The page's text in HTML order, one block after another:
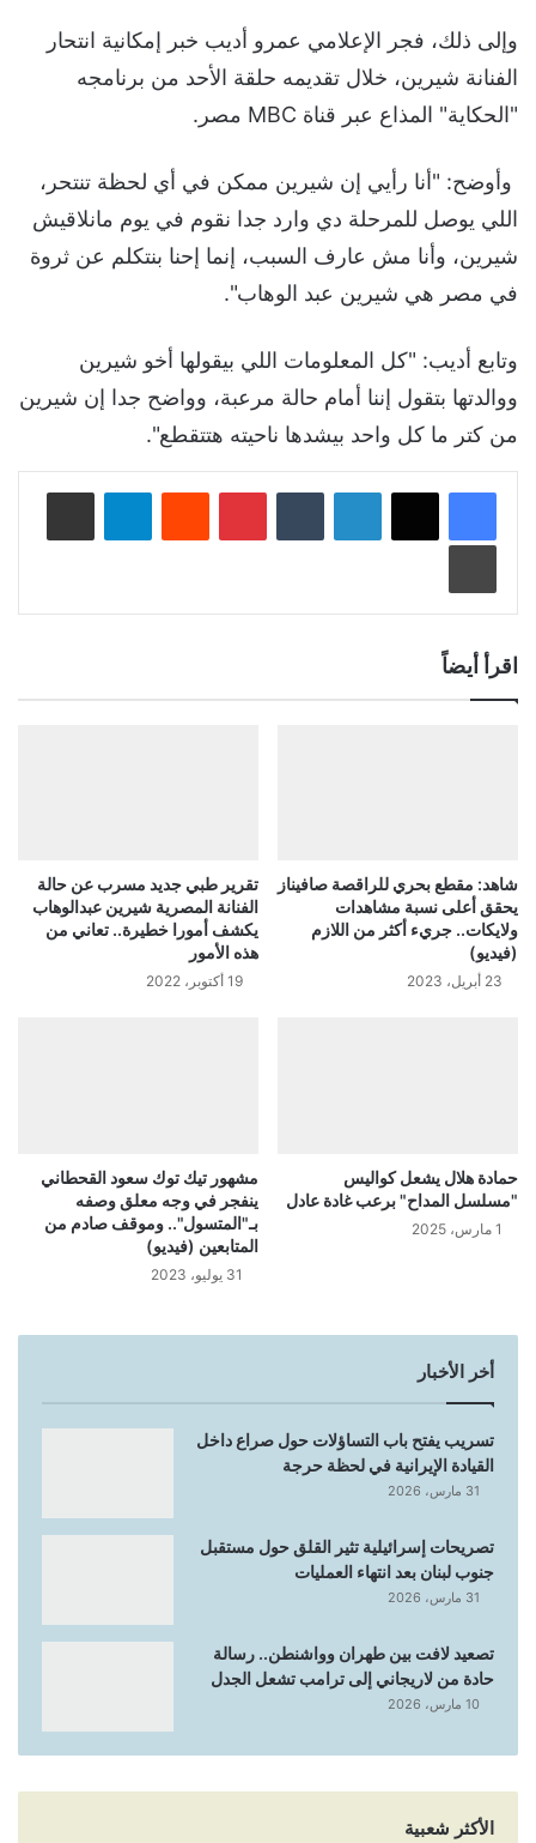
وإلى ذلك، فجر الإعلامي عمرو أديب خبر إمكانية انتحار
الفنانة شيرين، خلال تقديمه حلقة الأحد من برنامجه
"الحكاية" المذاع عبر قناة MBC مصر.
وأوضح: "أنا رأيي إن شيرين ممكن في أي لحظة تنتحر،
اللي يوصل للمرحلة دي وارد جدا نقوم في يوم مانلاقيش
شيرين، وأنا مش عارف السبب، إنما إحنا بنتكلم عن ثروة
في مصر هي شيرين عبد الوهاب".
وتابع أديب: "كل المعلومات اللي بيقولها أخو شيرين
ووالدتها بتقول إننا أمام حالة مرعبة، وواضح جدا إن شيرين
من كتر ما كل واحد بيشدها ناحيته هتتقطع".
لينكدإن بينتيريست
اقرأ أيضاً
شاهد: مقطع بحري للراقصة صافيناز
يحقق أعلى نسبة مشاهدات
ولايكات.. جريء أكثر من اللازم
(فيديو)
23 أبريل، 2023
تقرير طبي جديد مسرب عن حالة
الفنانة المصرية شيرين عبدالوهاب
يكشف أمورا خطيرة.. تعاني من
هذه الأمور
19 أكتوبر، 2022
حمادة هلال يشعل كواليس
"مسلسل المداح" برعب غادة عادل
1 مارس، 2025
مشهور تيك توك سعود القحطاني
ينفجر في وجه معلق وصفه
بـ"المتسول".. وموقف صادم من
المتابعين (فيديو)
31 يوليو، 2023
أخر الأخبار
تسريب يفتح باب التساؤلات حول صراع داخل
القيادة الإيرانية في لحظة حرجة
31 مارس، 2026
تصريحات إسرائيلية تثير القلق حول مستقبل
جنوب لبنان بعد انتهاء العمليات
31 مارس، 2026
تصعيد لافت بين طهران وواشنطن.. رسالة
حادة من لاريجاني إلى ترامب تشعل الجدل
10 مارس، 2026
الأكثر شعبية